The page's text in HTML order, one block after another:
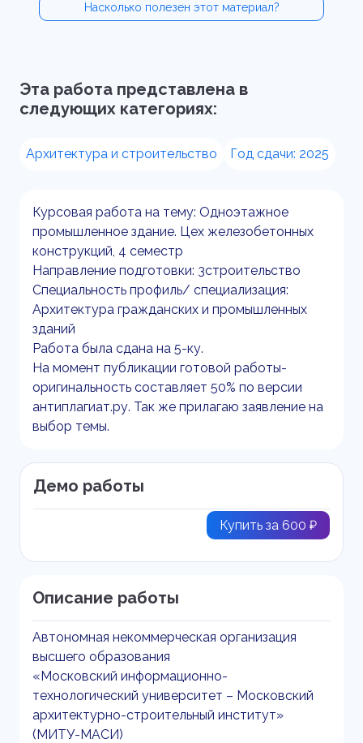
Насколько полезен этот материал?
Эта работа представлена в
следующих категориях:
Архитектура и строительство Год сдачи: 2025
Курсовая работа на тему: Одноэтажное
промышленное здание. Цех железобетонных
конструкций, 4 семестр
Направление подготовки: 3строительство
Специальность профиль/ специализация:
Архитектура гражданских и промышленных
зданий
Работа была сдана на 5-ку.
На момент публикации готовой работы-
оригинальность составляет 50% по версии
антиплагиат.ру. Так же прилагаю заявление на
выбор темы.
Демо работы
Купить за 600 ₽
Описание работы
Автономная некоммерческая организация
высшего образования
«Московский информационно-
технологический университет – Московский
архитектурно-строительный институт»
(МИТУ-МАСИ)